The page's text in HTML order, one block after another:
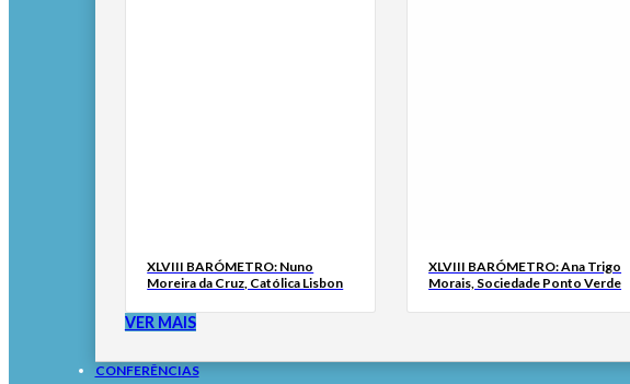
XLVIII BARÓMETRO: Nuno
Moreira da Cruz, Católica Lisbon
XLVIII BARÓMETRO: Ana Trigo
Morais, Sociedade Ponto Verde
VER MAIS
CONFERÊNCIAS